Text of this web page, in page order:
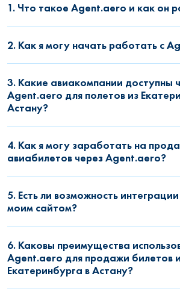
1. Что такое Agent.aero и как он
2. Как я могу начать работать с
3. Какие авиакомпании доступны
Agent.aero для полетов из
Астану?
4. Как я могу заработать на
авиабилетов через Agent.aero?
5. Есть ли возможность
моим сайтом?
6. Каковы преимущества
Agent.aero для продажи билетов
Екатеринбурга в Астану?